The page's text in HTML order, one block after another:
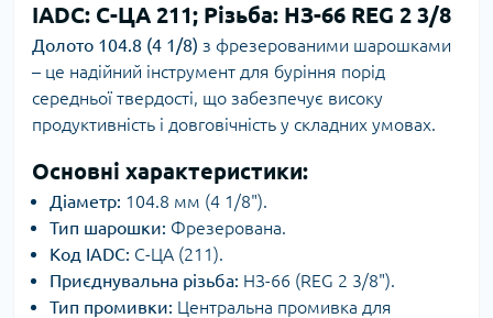
IADC: С-ЦА 211; Різьба: НЗ-66 REG 2 3/8
Долото 104.8 (4 1/8) з фрезерованими шарошками
– це надійний інструмент для буріння порід
середньої твердості, що забезпечує високу
продуктивність і довговічність у складних умовах.
Основні характеристики:
Діаметр: 104.8 мм (4 1/8").
Тип шарошки: Фрезерована.
Код IADC: С-ЦА (211).
Приєднувальна різьба: НЗ-66 (REG 2 3/8").
Тип промивки: Центральна промивка для